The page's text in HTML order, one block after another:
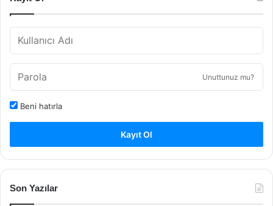
Unuttunuz mu?
Beni hatırla
Kayıt Ol
Son Yazılar